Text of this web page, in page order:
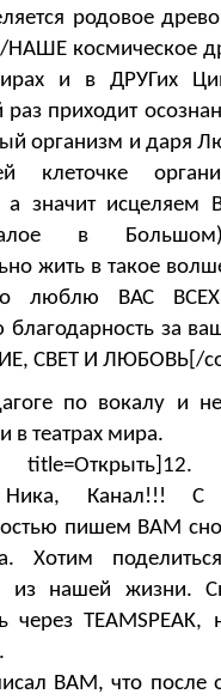
родовое
НАШЕ космическое
и в ДРУГих
раз приходит
организм и даря
клеточке
а значит исцеляем
в
жить в такое
люблю ВАС
благодарность за
СВЕТ И ЛЮБОВЬ[/
по вокалу и
в театрах мира.
title=Открыть]12.
Ника, Канал!!!
пишем ВАМ
Хотим
из нашей жизни.
через TEAMSPEAK,
ВАМ, что после